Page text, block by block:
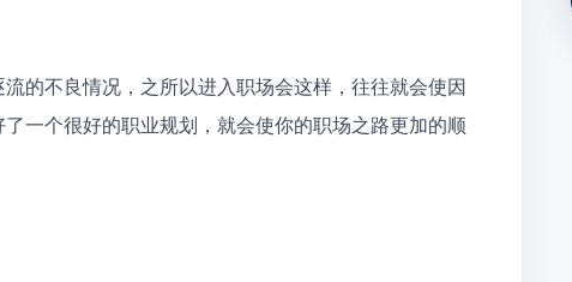
的不良情况，之所以进入职场会这样，往往就会使因
一个很好的职业规划，就会使你的职场之路更加的顺